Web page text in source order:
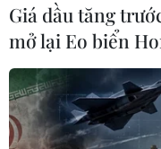
Giá dầu tăng
mở lại Eo biển